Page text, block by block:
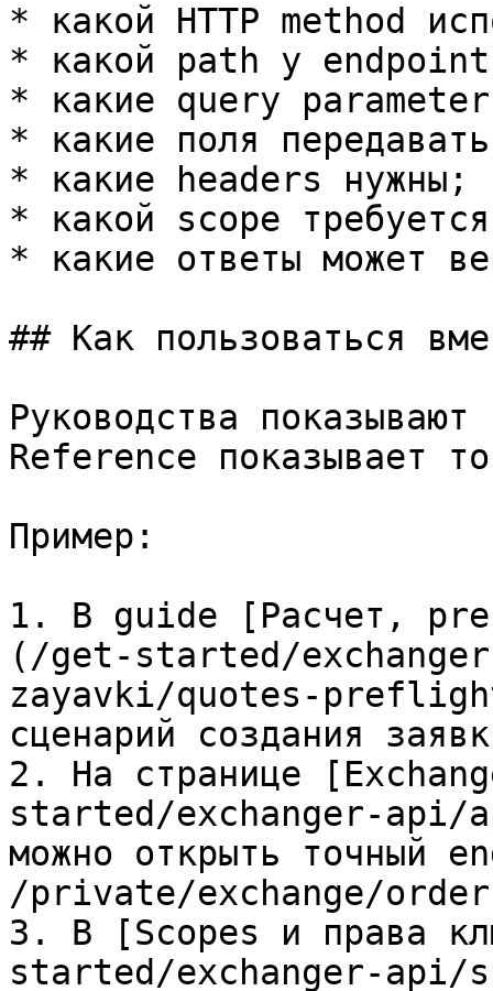
* какой HTTP method
* какой path у
* какие query
* какие поля
* какие headers нужны;
* какой scope
* какие ответы может
## Как пользоваться
Руководства
Reference показывает
Пример:
1. В guide [Расчет,
(/get-started/
zayavki/quotes-
сценарий создания
2. На странице
started/exchanger-api/
можно открыть точный
/private/exchange/
3. В [Scopes и права
started/exchanger-api/